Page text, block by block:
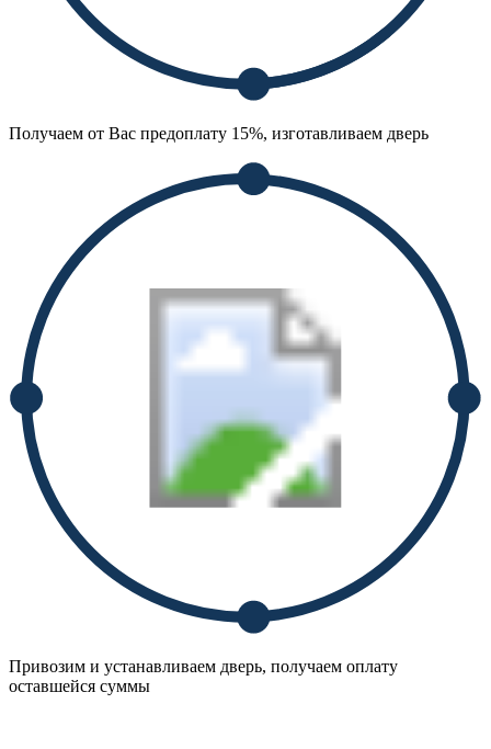
Получаем от Вас предоплату 15%, изготавливаем дверь
Привозим и устанавливаем дверь, получаем оплату
оставшейся суммы